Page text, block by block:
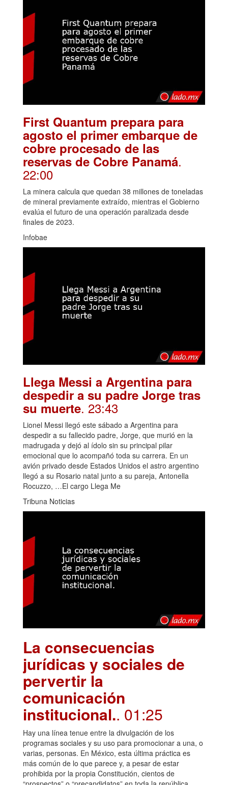
First Quantum prepara para
agosto el primer embarque de
cobre procesado de las
reservas de Cobre Panamá.
22:00
La minera calcula que quedan 38 millones de toneladas
de mineral previamente extraído, mientras el Gobierno
evalúa el futuro de una operación paralizada desde
finales de 2023.
Infobae
Llega Messi a Argentina para
despedir a su padre Jorge tras
su muerte. 23:43
Lionel Messi llegó este sábado a Argentina para
despedir a su fallecido padre, Jorge, que murió en la
madrugada y dejó al ídolo sin su principal pilar
emocional que lo acompañó toda su carrera. En un
avión privado desde Estados Unidos el astro argentino
llegó a su Rosario natal junto a su pareja, Antonella
Rocuzzo, …El cargo Llega Me
Tribuna Noticias
La consecuencias
jurídicas y sociales de
pervertir la
comunicación
institucional.. 01:25
Hay una línea tenue entre la divulgación de los
programas sociales y su uso para promocionar a una, o
varias, personas. En México, esta última práctica es
más común de lo que parece y, a pesar de estar
prohibida por la propia Constitución, cientos de